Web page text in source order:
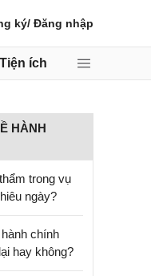
ký/ Đăng nhập
Tiện ích
HÀNH
trong vụ
ngày?
chính
hay không?